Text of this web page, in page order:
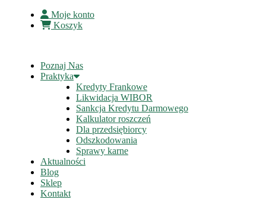
Moje konto
Koszyk
Poznaj Nas
Praktyka
Kredyty Frankowe
Likwidacja WIBOR
Sankcja Kredytu Darmowego
Kalkulator roszczeń
Dla przedsiębiorcy
Odszkodowania
Sprawy karne
Aktualności
Blog
Sklep
Kontakt